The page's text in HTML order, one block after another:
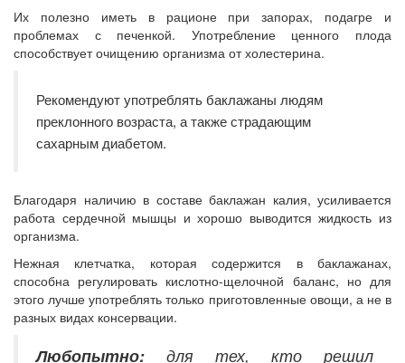
Их полезно иметь в рационе при запорах, подагре и
проблемах с печенкой. Употребление ценного плода
способствует очищению организма от холестерина.
Рекомендуют употреблять баклажаны людям
преклонного возраста, а также страдающим
сахарным диабетом.
Благодаря наличию в составе баклажан калия, усиливается
работа сердечной мышцы и хорошо выводится жидкость из
организма.
Нежная клетчатка, которая содержится в баклажанах,
способна регулировать кислотно-щелочной баланс, но для
этого лучше употреблять только приготовленные овощи, а не в
разных видах консервации.
Любопытно: для тех, кто решил